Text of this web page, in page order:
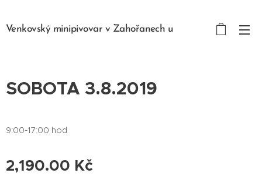
Venkovský minipivovar v Zahořanech u
SOBOTA 3.8.2019
9:00-17:00 hod
2,190.00 Kč